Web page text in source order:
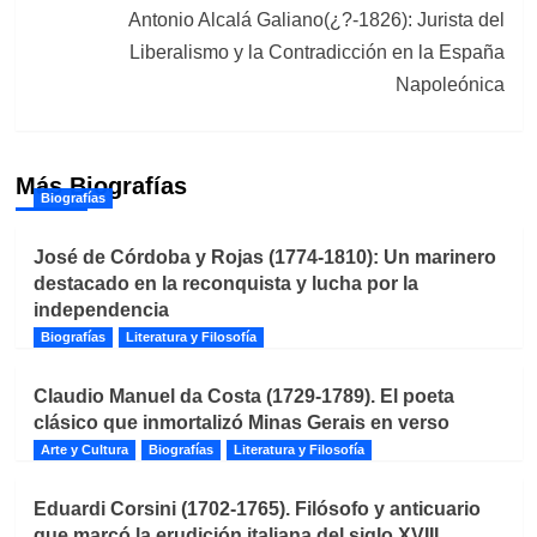
Antonio Alcalá Galiano(¿?-1826): Jurista del
Liberalismo y la Contradicción en la España
Napoleónica
Más Biografías
Biografías
José de Córdoba y Rojas (1774-1810): Un marinero
destacado en la reconquista y lucha por la
independencia
Biografías Literatura y Filosofía
Claudio Manuel da Costa (1729-1789). El poeta
clásico que inmortalizó Minas Gerais en verso
Arte y Cultura Biografías Literatura y Filosofía
Eduardi Corsini (1702-1765). Filósofo y anticuario